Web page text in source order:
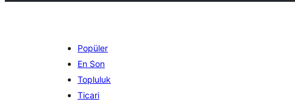
Popüler
En Son
Topluluk
Ticari